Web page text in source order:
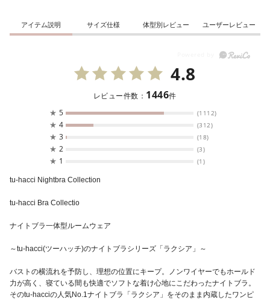
アイテム説明 サイズ仕様 体型別レビュー ユーザーレビュー
4.8
レビュー件数： 1446件
★ 5 (1112)
★ 4 (312)
★ 3 (18)
★ 2 (3)
★ 1 (1)
tu-hacci Nightbra Collection
tu-hacci Bra Collectio
ナイトブラ一体型ルームウェア
～tu-hacci(ツーハッチ)のナイトブラシリーズ「ラクシア」～
バストの横流れを予防し、理想の位置にキープ。ノンワイヤーでもホールド
力が高く、寝ている間も快適でソフトな着け心地にこだわったナイトブラ。
そのtu-hacciの人気No.1ナイトブラ「ラクシア」をそのまま内蔵したワンピ